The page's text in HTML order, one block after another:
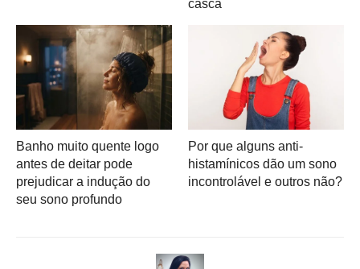
casca
Banho muito quente logo
antes de deitar pode
prejudicar a indução do
seu sono profundo
Por que alguns anti-
histamínicos dão um sono
incontrolável e outros não?